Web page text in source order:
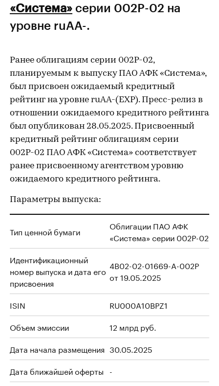
«Система» серии 002Р-02 на
уровне ruAA-.
Ранее облигациям серии 002Р-02,
планируемым к выпуску ПАО АФК «Система»,
был присвоен ожидаемый кредитный
рейтинг на уровне ruAA-(EXP). Пресс-релиз в
отношении ожидаемого кредитного рейтинга
был опубликован 28.05.2025. Присвоенный
кредитный рейтинг облигациям серии
002Р-02 ПАО АФК «Система» соответствует
ранее присвоенному агентством уровню
ожидаемого кредитного рейтинга.
Параметры выпуска:
Тип ценной бумаги
Облигации ПАО АФК
«Система» серии 002Р-02
Идентификационный
номер выпуска и дата его
присвоения
4B02-02-01669-A-002P
от 19.05.2025
ISIN
RU000A10BPZ1
Объем эмиссии
12 млрд руб.
Дата начала размещения 30.05.2025
Дата ближайшей оферты -